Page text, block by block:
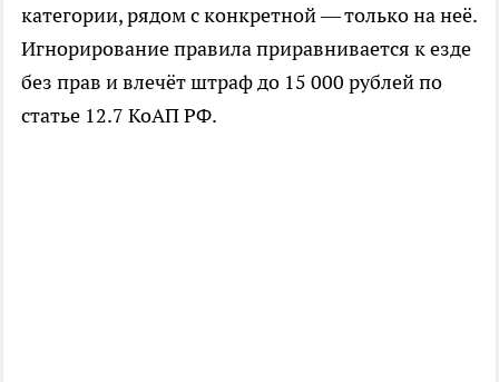
категории, рядом с конкретной — только на неё.
Игнорирование правила приравнивается к езде
без прав и влечёт штраф до 15 000 рублей по
статье 12.7 КоАП РФ.